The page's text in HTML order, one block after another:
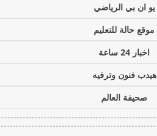
يو ان بي الرياضي
موقع حالة للتعليم
اخبار 24 ساعة
هيدب فنون وترفيه
صحيفة العالم